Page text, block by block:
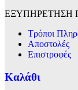
ΕΞΥΠΗΡΕΤΗΣΗ
Τρόποι
Αποστολές
Επιστροφές
Καλάθι